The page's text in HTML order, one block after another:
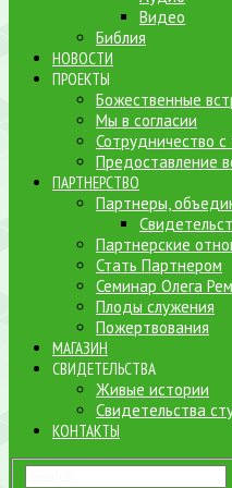
Видео
Библия
НОВОСТИ
ПРОЕКТЫ
Божественные
Мы в согласии
Сотрудничество
Предоставление
ПАРТНЕРСТВО
Партнеры,
Партнерские
Стать Партнером
Семинар Олега
Плоды служения
Пожертвования
МАГАЗИН
СВИДЕТЕЛЬСТВА
Живые истории
Свидетельства
КОНТАКТЫ